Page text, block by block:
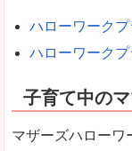
ハローワーク
ハローワークプ
子育て中の
マザーズハローワ